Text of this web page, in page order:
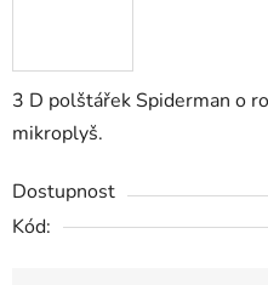
3 D polštářek Spiderman o
mikroplyš.
Dostupnost
Kód: